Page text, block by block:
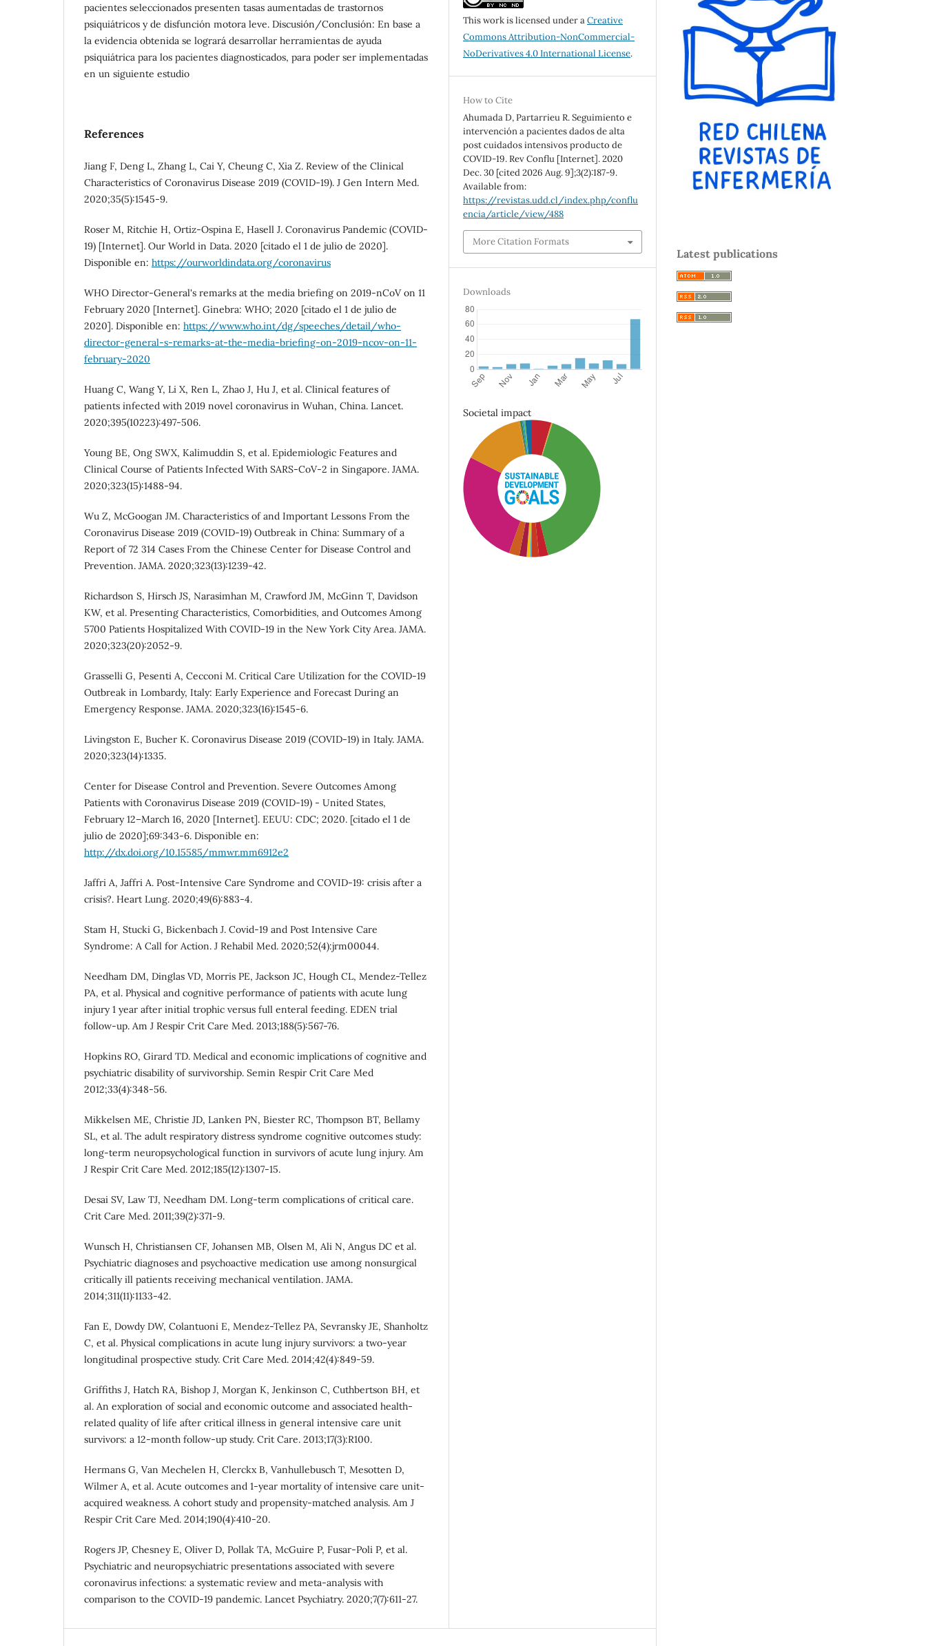
pacientes seleccionados presenten tasas aumentadas de trastornos
psiquiátricos y de disfunción motora leve. Discusión/Conclusión: En base a
la evidencia obtenida se logrará desarrollar herramientas de ayuda
psiquiátrica para los pacientes diagnosticados, para poder ser implementadas
en un siguiente estudio
References
Jiang F, Deng L, Zhang L, Cai Y, Cheung C, Xia Z. Review of the Clinical
Characteristics of Coronavirus Disease 2019 (COVID-19). J Gen Intern Med.
2020;35(5):1545-9.
Roser M, Ritchie H, Ortiz-Ospina E, Hasell J. Coronavirus Pandemic (COVID-
19) [Internet]. Our World in Data. 2020 [citado el 1 de julio de 2020].
Disponible en: https://ourworldindata.org/coronavirus
WHO Director-General's remarks at the media briefing on 2019-nCoV on 11
February 2020 [Internet]. Ginebra: WHO; 2020 [citado el 1 de julio de
2020]. Disponible en: https://www.who.int/dg/speeches/detail/who-
director-general-s-remarks-at-the-media-briefing-on-2019-ncov-on-11-
february-2020
Huang C, Wang Y, Li X, Ren L, Zhao J, Hu J, et al. Clinical features of
patients infected with 2019 novel coronavirus in Wuhan, China. Lancet.
2020;395(10223):497-506.
Young BE, Ong SWX, Kalimuddin S, et al. Epidemiologic Features and
Clinical Course of Patients Infected With SARS-CoV-2 in Singapore. JAMA.
2020;323(15):1488-94.
Wu Z, McGoogan JM. Characteristics of and Important Lessons From the
Coronavirus Disease 2019 (COVID-19) Outbreak in China: Summary of a
Report of 72 314 Cases From the Chinese Center for Disease Control and
Prevention. JAMA. 2020;323(13):1239-42.
Richardson S, Hirsch JS, Narasimhan M, Crawford JM, McGinn T, Davidson
KW, et al. Presenting Characteristics, Comorbidities, and Outcomes Among
5700 Patients Hospitalized With COVID-19 in the New York City Area. JAMA.
2020;323(20):2052-9.
Grasselli G, Pesenti A, Cecconi M. Critical Care Utilization for the COVID-19
Outbreak in Lombardy, Italy: Early Experience and Forecast During an
Emergency Response. JAMA. 2020;323(16):1545-6.
Livingston E, Bucher K. Coronavirus Disease 2019 (COVID-19) in Italy. JAMA.
2020;323(14):1335.
Center for Disease Control and Prevention. Severe Outcomes Among
Patients with Coronavirus Disease 2019 (COVID-19) - United States,
February 12–March 16, 2020 [Internet]. EEUU: CDC; 2020. [citado el 1 de
julio de 2020];69:343-6. Disponible en:
http://dx.doi.org/10.15585/mmwr.mm6912e2
Jaffri A, Jaffri A. Post-Intensive Care Syndrome and COVID-19: crisis after a
crisis?. Heart Lung. 2020;49(6):883-4.
Stam H, Stucki G, Bickenbach J. Covid-19 and Post Intensive Care
Syndrome: A Call for Action. J Rehabil Med. 2020;52(4):jrm00044.
Needham DM, Dinglas VD, Morris PE, Jackson JC, Hough CL, Mendez-Tellez
PA, et al. Physical and cognitive performance of patients with acute lung
injury 1 year after initial trophic versus full enteral feeding. EDEN trial
follow-up. Am J Respir Crit Care Med. 2013;188(5):567-76.
Hopkins RO, Girard TD. Medical and economic implications of cognitive and
psychiatric disability of survivorship. Semin Respir Crit Care Med
2012;33(4):348-56.
Mikkelsen ME, Christie JD, Lanken PN, Biester RC, Thompson BT, Bellamy
SL, et al. The adult respiratory distress syndrome cognitive outcomes study:
long-term neuropsychological function in survivors of acute lung injury. Am
J Respir Crit Care Med. 2012;185(12):1307-15.
Desai SV, Law TJ, Needham DM. Long-term complications of critical care.
Crit Care Med. 2011;39(2):371-9.
Wunsch H, Christiansen CF, Johansen MB, Olsen M, Ali N, Angus DC et al.
Psychiatric diagnoses and psychoactive medication use among nonsurgical
critically ill patients receiving mechanical ventilation. JAMA.
2014;311(11):1133-42.
Fan E, Dowdy DW, Colantuoni E, Mendez-Tellez PA, Sevransky JE, Shanholtz
C, et al. Physical complications in acute lung injury survivors: a two-year
longitudinal prospective study. Crit Care Med. 2014;42(4):849-59.
Griffiths J, Hatch RA, Bishop J, Morgan K, Jenkinson C, Cuthbertson BH, et
al. An exploration of social and economic outcome and associated health-
related quality of life after critical illness in general intensive care unit
survivors: a 12-month follow-up study. Crit Care. 2013;17(3):R100.
Hermans G, Van Mechelen H, Clerckx B, Vanhullebusch T, Mesotten D,
Wilmer A, et al. Acute outcomes and 1-year mortality of intensive care unit-
acquired weakness. A cohort study and propensity-matched analysis. Am J
Respir Crit Care Med. 2014;190(4):410-20.
Rogers JP, Chesney E, Oliver D, Pollak TA, McGuire P, Fusar-Poli P, et al.
Psychiatric and neuropsychiatric presentations associated with severe
coronavirus infections: a systematic review and meta-analysis with
comparison to the COVID-19 pandemic. Lancet Psychiatry. 2020;7(7):611-27.
This work is licensed under aCreative
Commons Attribution-NonCommercial-
NoDerivatives 4.0 International License.
How to Cite
Ahumada D, Partarrieu R. Seguimiento e
intervención a pacientes dados de alta
post cuidados intensivos producto de
COVID-19. Rev Conflu [Internet]. 2020
Dec. 30 [cited 2026 Aug. 9];3(2):187-9.
Available from:
https://revistas.udd.cl/index.php/conflu
encia/article/view/488
More Citation Formats
Downloads
Societal impact
Latest publications